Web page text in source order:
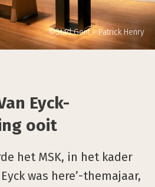
©Stad Gent - Patrick Henry
Eyck-
ooit
het MSK, in het kader
was here’-themajaar,